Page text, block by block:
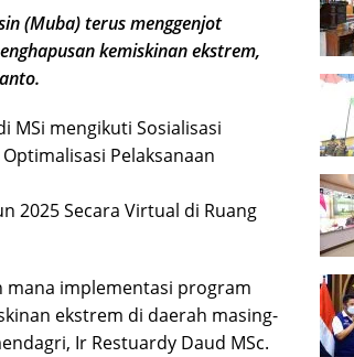
(Muba) terus menggenjot
kemiskinan ekstrem,
MSi mengikuti Sosialisasi
Pelaksanaan
2025 Secara Virtual di Ruang
mana implementasi program
ekstrem di daerah masing-
Ir Restuardy Daud MSc.